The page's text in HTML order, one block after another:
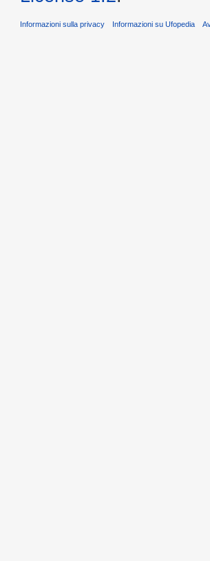
Informazioni sulla privacy Informazioni su Ufopedia